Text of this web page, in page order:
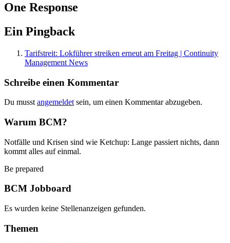
One Response
Ein Pingback
Tarifstreit: Lokführer streiken erneut am Freitag | Continuity
Management News
Schreibe einen Kommentar
Du musst angemeldet sein, um einen Kommentar abzugeben.
Warum BCM?
Notfälle und Krisen sind wie Ketchup: Lange passiert nichts, dann
kommt alles auf einmal.
Be prepared
BCM Jobboard
Es wurden keine Stellenanzeigen gefunden.
Themen